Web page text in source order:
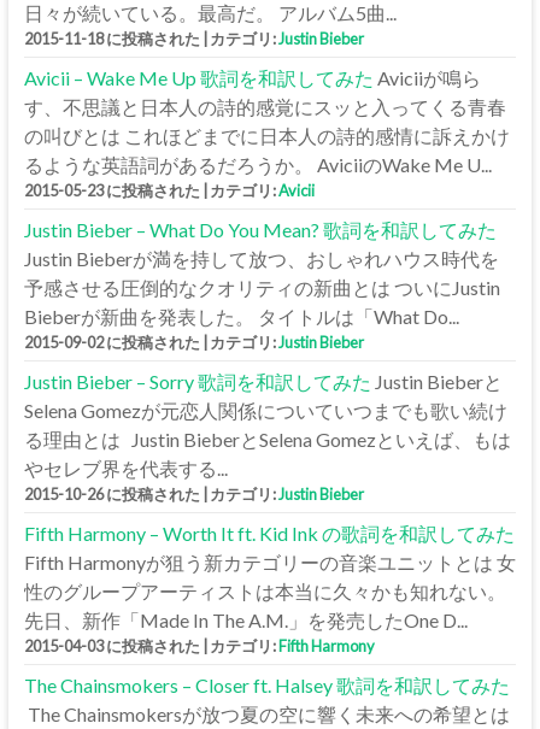
日々が続いている。最高だ。 アルバム5曲...
2015-11-18 に投稿された カテゴリ:Justin Bieber
Avicii – Wake Me Up 歌詞を和訳してみた Aviciiが鳴ら
す、不思議と日本人の詩的感覚にスッと入ってくる青春
の叫びとは これほどまでに日本人の詩的感情に訴えかけ
るような英語詞があるだろうか。 AviciiのWake Me U...
2015-05-23 に投稿された カテゴリ:Avicii
Justin Bieber – What Do You Mean? 歌詞を和訳してみた
Justin Bieberが満を持して放つ、おしゃれハウス時代を
予感させる圧倒的なクオリティの新曲とは ついにJustin
Bieberが新曲を発表した。 タイトルは「What Do...
2015-09-02 に投稿された カテゴリ:Justin Bieber
Justin Bieber – Sorry 歌詞を和訳してみた Justin Bieberと
Selena Gomezが元恋人関係についていつまでも歌い続け
る理由とは Justin BieberとSelena Gomezといえば、もは
やセレブ界を代表する...
2015-10-26 に投稿された カテゴリ:Justin Bieber
Fifth Harmony – Worth It ft. Kid Ink の歌詞を和訳してみた
Fifth Harmonyが狙う新カテゴリーの音楽ユニットとは 女
性のグループアーティストは本当に久々かも知れない。
先日、新作「Made In The A.M.」を発売したOne D...
2015-04-03 に投稿された カテゴリ:Fifth Harmony
The Chainsmokers – Closer ft. Halsey 歌詞を和訳してみた
The Chainsmokersが放つ夏の空に響く未来への希望とは